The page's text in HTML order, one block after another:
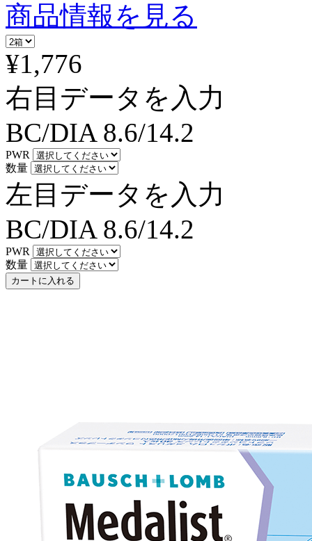
商品情報を見る
¥1,776
右目データを入力
BC/DIA 8.6/14.2
PWR
数量
左目データを入力
BC/DIA 8.6/14.2
PWR
数量
カートに入れる